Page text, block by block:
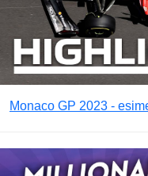
Monaco GP 2023 -